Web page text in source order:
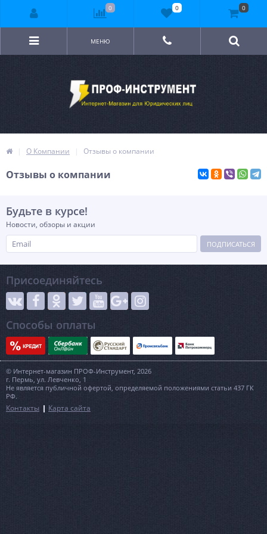
МЕНЮ
О Компании Отзывы о компании
Отзывы о компании
Будьте в курсе!
Новости, обзоры и акции
ПОДПИСАТЬСЯ
Присоединяйтесь
Способы оплаты
© Интернет-магазин ПРОФ-Инструмент, 2026
г. Пермь, ул. Левченко, 1
Не является публичной офертой, определяемой положениями статьи 437 ГК
РФ.
Контакты Карта сайта
0 0 0